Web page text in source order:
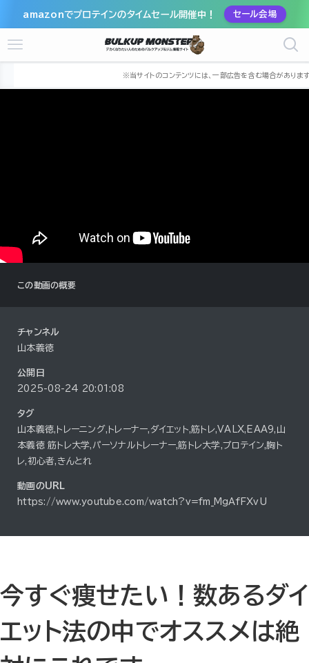
amazonでプロテインのタイムセール開催中！ セール会場
山本義徳
この動画の概要
チャンネル
山本義徳
公開日
2025-08-24 20:01:08
タグ
山本義徳,トレーニング,トレーナー,ダイエット,筋トレ,VALX,EAA9,山
本義徳 筋トレ大学,パーソナルトレーナー,筋トレ大学,プロテイン,胸ト
レ,初心者,きんとれ
動画のURL
https://www.youtube.com/watch?v=fm_MgAfFXvU
今すぐ痩せたい！数あるダイ
エット法の中でオススメは絶